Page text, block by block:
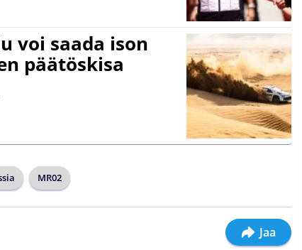
voi saada ison
päätöskisa
MR02
Jaa